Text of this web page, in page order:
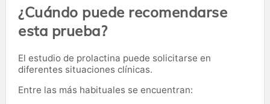
¿Cuándo puede recomendarse
esta prueba?
El estudio de prolactina puede solicitarse en
diferentes situaciones clínicas.
Entre las más habituales se encuentran: